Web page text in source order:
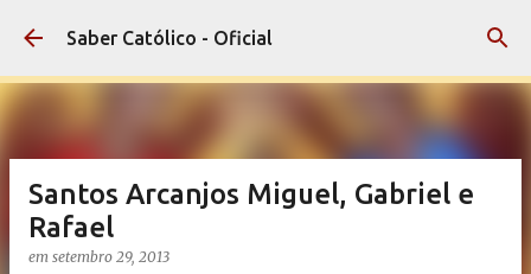
Pular para o conteúdo principal
Saber Católico - Oficial
Santos Arcanjos Miguel, Gabriel e
Rafael
em setembro 29, 2013